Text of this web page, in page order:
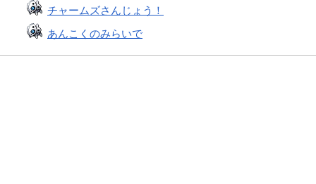
チャームズさんじょう！
あんこくのみらいで